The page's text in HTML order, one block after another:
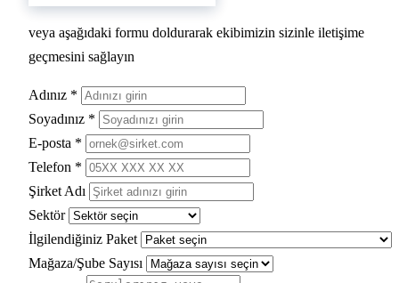
veya aşağıdaki formu doldurarak ekibimizin sizinle iletişime
geçmesini sağlayın
Adınız *
Soyadınız *
E-posta *
Telefon *
Şirket Adı
Sektör
İlgilendiğiniz Paket
Mağaza/Şube Sayısı